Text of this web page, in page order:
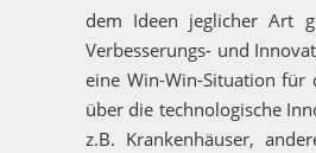
dem Ideen jeglicher Art
Verbesserungs- und
eine Win-Win-Situation für
über die technologische
z.B. Krankenhäuser,